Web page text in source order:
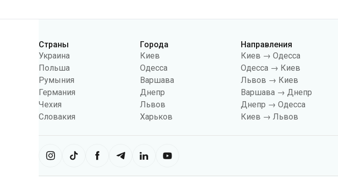
Германия
Чехия
Словакия
Днепр
Львов
Харьков
Варшава → Днепр
Днепр → Одесса
Киев → Львов
настроек может ограничить функциональность сайта.